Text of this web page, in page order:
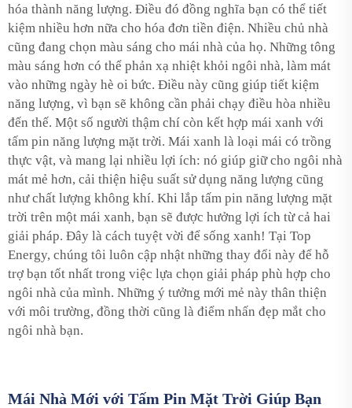
hóa thành năng lượng. Điều đó đồng nghĩa bạn có thể tiết
kiệm nhiều hơn nữa cho hóa đơn tiền điện. Nhiều chủ nhà
cũng đang chọn màu sáng cho mái nhà của họ. Những tông
màu sáng hơn có thể phản xạ nhiệt khỏi ngôi nhà, làm mát
vào những ngày hè oi bức. Điều này cũng giúp tiết kiệm
năng lượng, vì bạn sẽ không cần phải chạy điều hòa nhiều
đến thế. Một số người thậm chí còn kết hợp mái xanh với
tấm pin năng lượng mặt trời. Mái xanh là loại mái có trồng
thực vật, và mang lại nhiều lợi ích: nó giúp giữ cho ngôi nhà
mát mẻ hơn, cải thiện hiệu suất sử dụng năng lượng cũng
như chất lượng không khí. Khi lắp tấm pin năng lượng mặt
trời trên một mái xanh, bạn sẽ được hưởng lợi ích từ cả hai
giải pháp. Đây là cách tuyệt vời để sống xanh! Tại Top
Energy, chúng tôi luôn cập nhật những thay đổi này để hỗ
trợ bạn tốt nhất trong việc lựa chọn giải pháp phù hợp cho
ngôi nhà của mình. Những ý tưởng mới mẻ này thân thiện
với môi trường, đồng thời cũng là điểm nhấn đẹp mắt cho
ngôi nhà bạn.
Mái Nhà Mới với Tấm Pin Mặt Trời Giúp Bạn